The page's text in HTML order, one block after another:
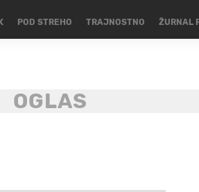
POD STREHO TRAJNOSTNO ŽURNAL